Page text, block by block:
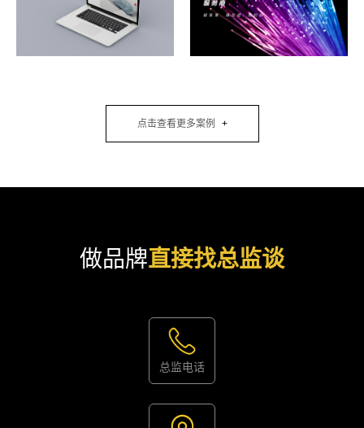
点击查看更多案例
做品牌直接找总监谈
总监电话